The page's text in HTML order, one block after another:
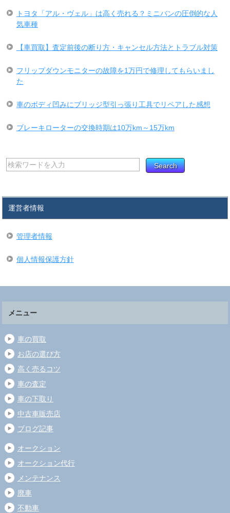
トヨタ「アル・ヴェル」は高く売れる？ミニバンの圧倒的な人
気車種
【車買取】査定前後の断り方・キャンセル方法とトラブル対策
フリップダウンモニターの故障を1万円で修理してもらいまし
た
車のボディ凹みにブリッジ型引っ張り工具でリペアした感想
ブレーキローターの交換時期は10万km～15万km
運営者情報
管理者情報
個人情報保護方針
メニュー
車の買取
お店の選び方
高く売るコツ
車の査定
車の下取り
中古車販売店
ブログ記事
オークション
オークション代行
メンテナンス
廃車
不動車